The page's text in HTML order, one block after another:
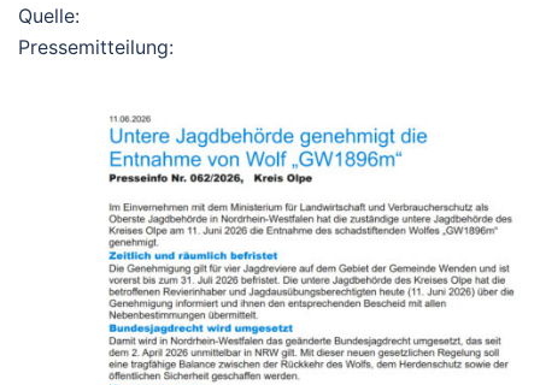
Quelle:
Pressemitteilung: